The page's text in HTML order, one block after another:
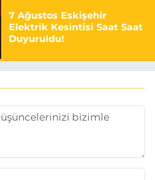
7 Ağustos Eskişehir
Elektrik Kesintisi Saat Saat
Duyuruldu!